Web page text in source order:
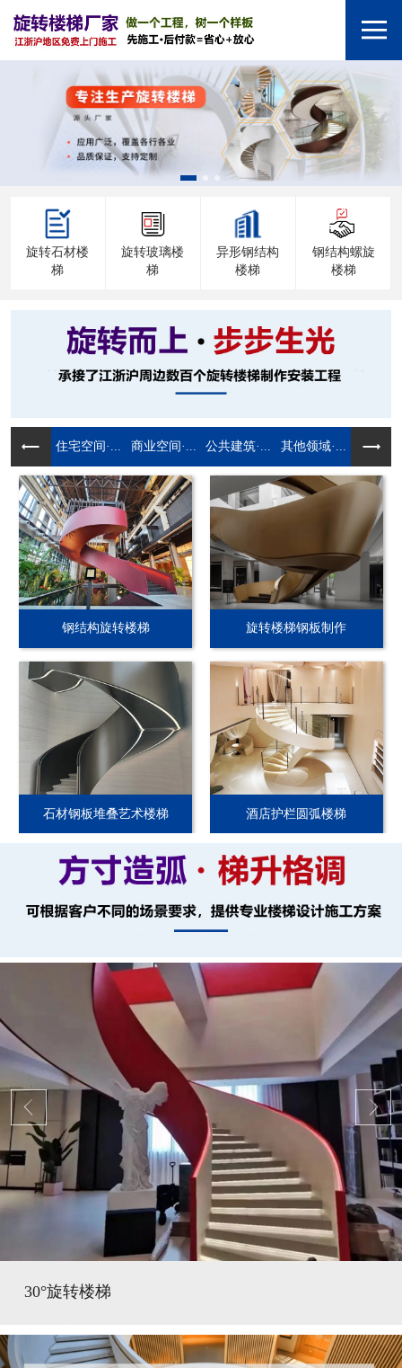
旋转石材楼
梯
旋转玻璃楼
梯
异形钢结构
楼梯
钢结构螺旋
楼梯
住宅空间·... 商业空间·... 公共建筑·... 其他领域·...
钢结构旋转楼梯 旋转楼梯钢板制作
石材钢板堆叠艺术楼梯 酒店护栏圆弧楼梯
30°旋转楼梯